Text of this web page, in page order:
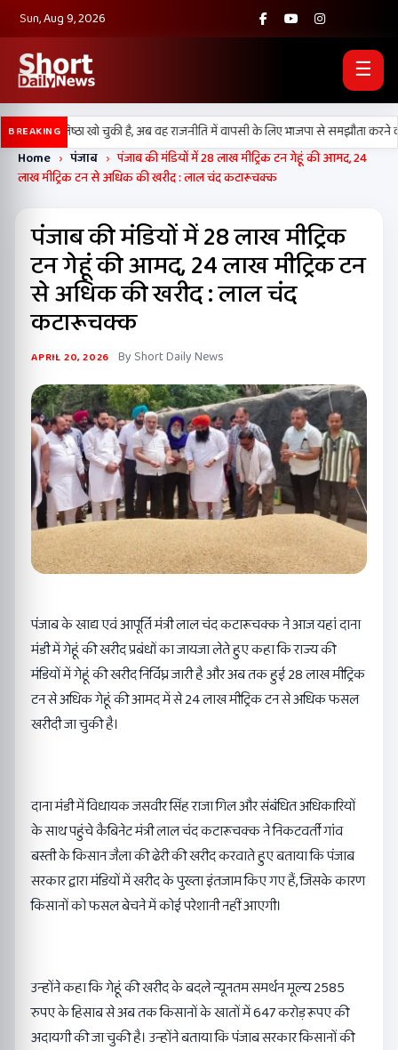
Sun, Aug 9, 2026
☰
BREAKING
अपनी प्रतिष्ठा खो चुकी है, अब वह राजनीति में वापसी के लिए भाजपा से समझौता करने की
Home › पंजाब › पंजाब की मंडियों में 28 लाख मीट्रिक टन गेहूं की आमद, 24
लाख मीट्रिक टन से अधिक की खरीद : लाल चंद कटारूचक्क
पंजाब की मंडियों में 28 लाख मीट्रिक
टन गेहूं की आमद, 24 लाख मीट्रिक टन
से अधिक की खरीद : लाल चंद
कटारूचक्क
APRIL 20, 2026 By Short Daily News
पंजाब के खाद्य एवं आपूर्ति मंत्री लाल चंद कटारूचक्क ने आज यहां दाना
मंडी में गेहूं की खरीद प्रबंधों का जायजा लेते हुए कहा कि राज्य की
मंडियों में गेहूं की खरीद निर्विघ्न जारी है और अब तक हुई 28 लाख मीट्रिक
टन से अधिक गेहूं की आमद में से 24 लाख मीट्रिक टन से अधिक फसल
खरीदी जा चुकी है।
दाना मंडी में विधायक जसवीर सिंह राजा गिल और संबंधित अधिकारियों
के साथ पहुंचे कैबिनेट मंत्री लाल चंद कटारूचक्क ने निकटवर्ती गांव
बस्ती के किसान जैला की ढेरी की खरीद करवाते हुए बताया कि पंजाब
सरकार द्वारा मंडियों में खरीद के पुख्ता इंतजाम किए गए हैं, जिसके कारण
किसानों को फसल बेचने में कोई परेशानी नहीं आएगी।
उन्होंने कहा कि गेहूं की खरीद के बदले न्यूनतम समर्थन मूल्य 2585
रुपए के हिसाब से अब तक किसानों के खातों में 647 करोड़ रूपए की
अदायगी की जा चुकी है। उन्होंने बताया कि पंजाब सरकार किसानों की